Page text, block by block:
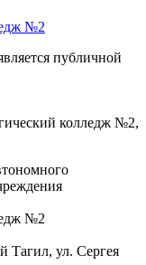
№2
публичной
колледж №2,
№2
Тагил, ул. Сергея